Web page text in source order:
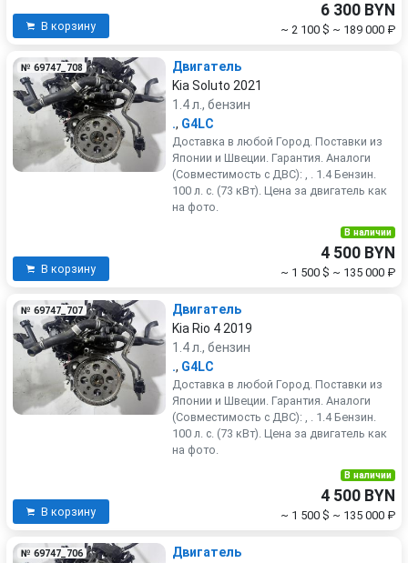
В корзину
6 300 BYN
~ 2 100 $ ~ 189 000 ₽
№ 69747_708
Двигатель
Kia Soluto 2021
1.4 л., бензин
., G4LC
Доставка в любой Город. Поставки из
Японии и Швеции. Гарантия. Аналоги
(Совместимость с ДВС): , . 1.4 Бензин.
100 л. с. (73 кВт). Цена за двигатель как
на фото.
В корзину
В наличии
4 500 BYN
~ 1 500 $ ~ 135 000 ₽
№ 69747_707
Двигатель
Kia Rio 4 2019
1.4 л., бензин
., G4LC
Доставка в любой Город. Поставки из
Японии и Швеции. Гарантия. Аналоги
(Совместимость с ДВС): , . 1.4 Бензин.
100 л. с. (73 кВт). Цена за двигатель как
на фото.
В корзину
В наличии
4 500 BYN
~ 1 500 $ ~ 135 000 ₽
№ 69747_706
Двигатель